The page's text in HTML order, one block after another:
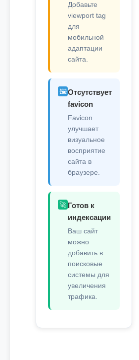
Добавьте
viewport tag
для
мобильной
адаптации
сайта.
🖼️Отсутствует
favicon
Favicon
улучшает
визуальное
восприятие
сайта в
браузере.
🚀 Готов к
индексации
Ваш сайт
можно
добавить в
поисковые
системы для
увеличения
трафика.